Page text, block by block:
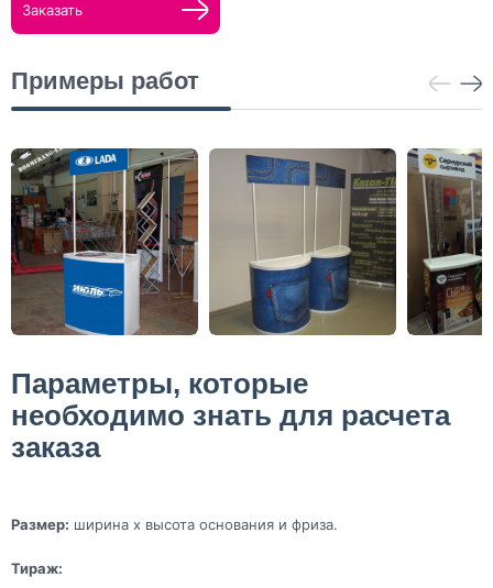
Заказать
Примеры работ
Параметры, которые
необходимо знать для расчета
заказа
Размер: ширина х высота основания и фриза.
Тираж: